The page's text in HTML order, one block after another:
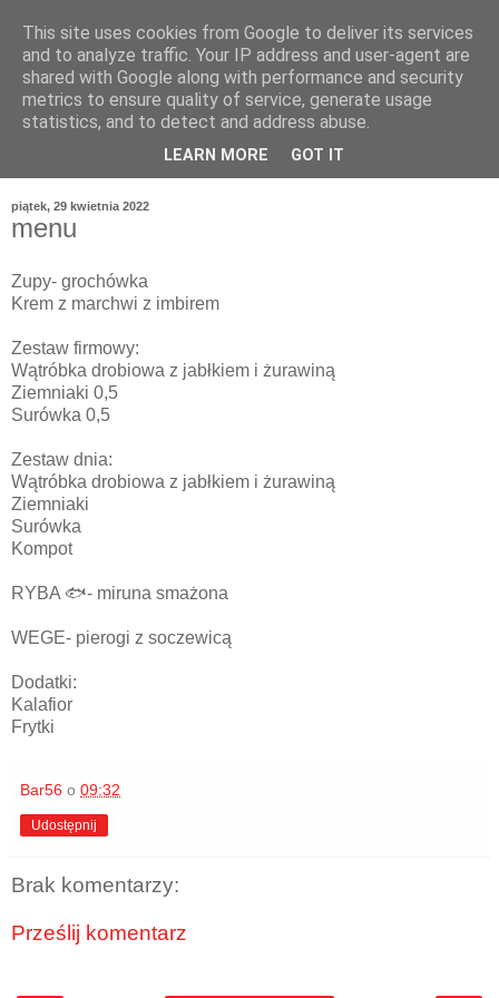
piątek, 29 kwietnia 2022
menu
Zupy- grochówka
Krem z marchwi z imbirem
Zestaw firmowy:
Wątróbka drobiowa z jabłkiem i żurawiną
Ziemniaki 0,5
Surówka 0,5
Zestaw dnia:
Wątróbka drobiowa z jabłkiem i żurawiną
Ziemniaki
Surówka
Kompot
RYBA 🐟- miruna smażona
WEGE- pierogi z soczewicą
Dodatki:
Kalafior
Frytki
Bar56 o 09:32
Udostępnij
Brak komentarzy:
Prześlij komentarz
This site uses cookies from Google to deliver its services
and to analyze traffic. Your IP address and user-agent are
shared with Google along with performance and security
metrics to ensure quality of service, generate usage
statistics, and to detect and address abuse.
LEARN MORE GOT IT